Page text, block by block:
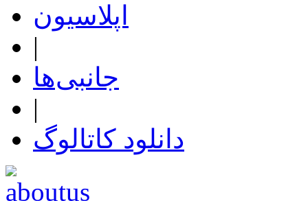
اپلاسیون
|
جانبی‌ها
|
دانلود کاتالوگ